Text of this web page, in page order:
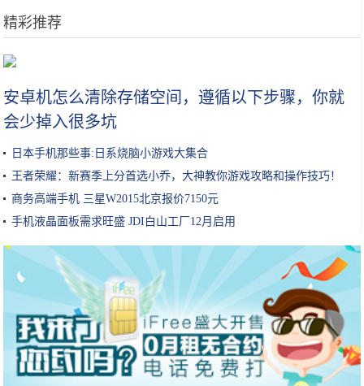
精彩推荐
安卓机怎么清除存储空间，遵循以下步骤，你就
会少掉入很多坑
日本手机那些事:日系烧脑小游戏大集合
王者荣耀：新赛季上分首选小乔，大神教你游戏攻略和操作技巧！
商务高端手机 三星W2015北京报价7150元
手机液晶面板需求旺盛 JDI白山工厂12月启用